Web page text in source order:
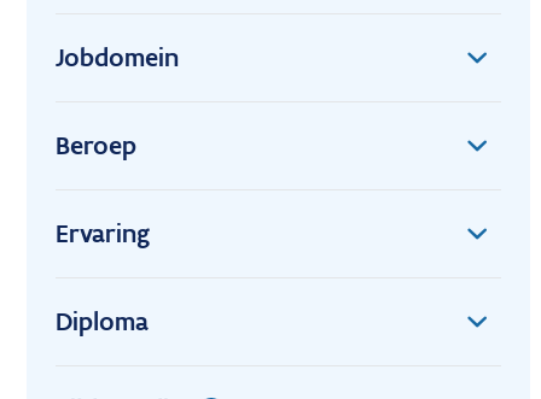
Jobdomein
Beroep
Ervaring
Diploma